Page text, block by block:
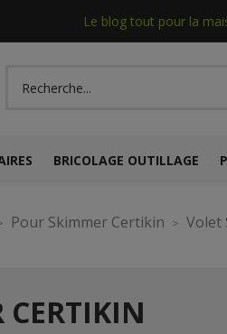
Le blog tout pour la
BRICOLAGE OUTILLAGE
Pour Skimmer Certikin Volet
CERTIKIN